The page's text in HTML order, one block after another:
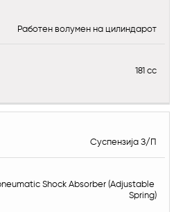
Работен волумен на цилиндарот
181 cc
Суспензија З/П
Shock Absorber (Adjustable
Spring)